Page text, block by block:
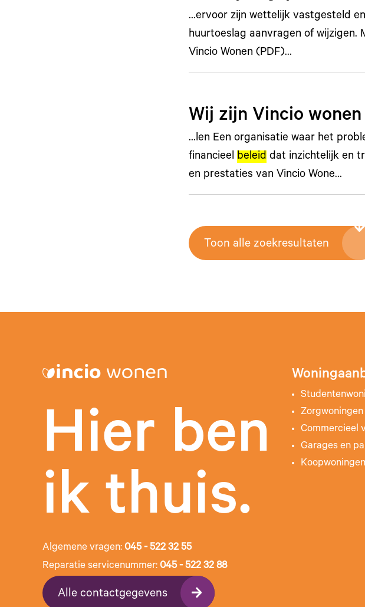
…ervoor zijn wettelijk vastgesteld
huurtoeslag aanvragen of wijzigen.
Vincio Wonen (PDF)…
Wij zijn Vincio
…len Een organisatie waar het
financieel beleid dat inzichtelijk en
en prestaties van Vincio Wone…
Toon alle zoekresultaten
Hier ben
ik thuis.
Algemene vragen: 045 - 522 32 55
Reparatie servicenummer: 045 - 522 32 88
Alle contactgegevens
Zorgwoningen
Commercieel
Garages en
Koopwoningen